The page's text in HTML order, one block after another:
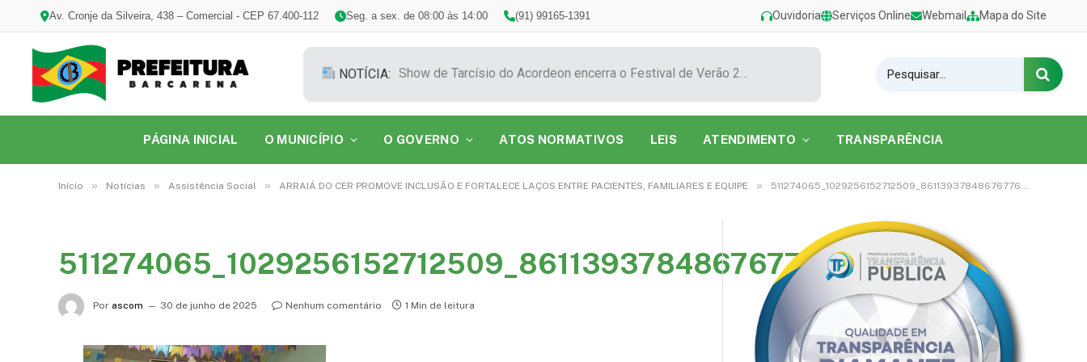
Av. Cronje da Silveira, 438 – Comercial - CEP 67.400-112 Seg. a sex. de 08:00 às 14:00 (91) 99165-1391 Ouvidoria Serviços Online Webmail Mapa do Site
NOTÍCIA: Show de Tarcísio do Acordeon encerra o Festival de Verão 2026 na Praia do Caripi
PÁGINA INICIAL O MUNICÍPIO O GOVERNO ATOS NORMATIVOS LEIS ATENDIMENTO TRANSPARÊNCIA
Início » Notícias » Assistência Social » ARRAIÁ DO CER PROMOVE INCLUSÃO E FORTALECE LAÇOS ENTRE PACIENTES, FAMILIARES E EQUIPE » 511274065_1029256152712509_8611393784867677670_n
511274065_1029256152712509_8611393784867677670_n
Por ascom 30 de junho de 2025 Nenhum comentário 1 Min de leitura